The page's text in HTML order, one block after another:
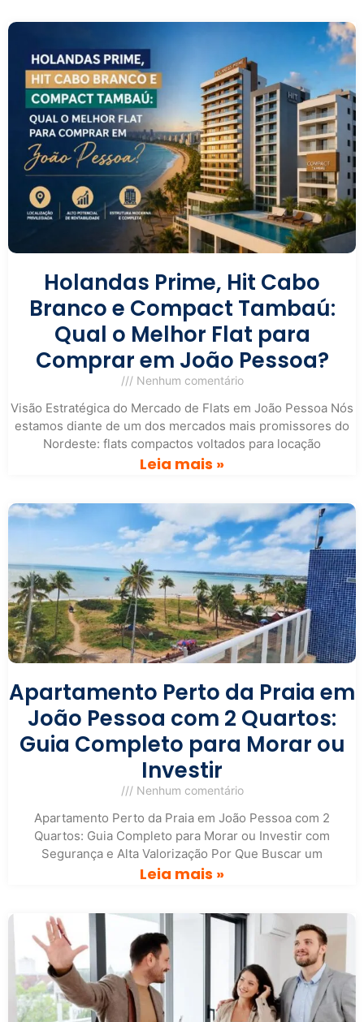
Holandas Prime, Hit Cabo
Branco e Compact Tambaú:
Qual o Melhor Flat para
Comprar em João Pessoa?
Nenhum comentário
Visão Estratégica do Mercado de Flats em João Pessoa Nós
estamos diante de um dos mercados mais promissores do
Nordeste: flats compactos voltados para locação
Leia mais »
Apartamento Perto da Praia em
João Pessoa com 2 Quartos:
Guia Completo para Morar ou
Investir
Nenhum comentário
Apartamento Perto da Praia em João Pessoa com 2
Quartos: Guia Completo para Morar ou Investir com
Segurança e Alta Valorização Por Que Buscar um
Leia mais »